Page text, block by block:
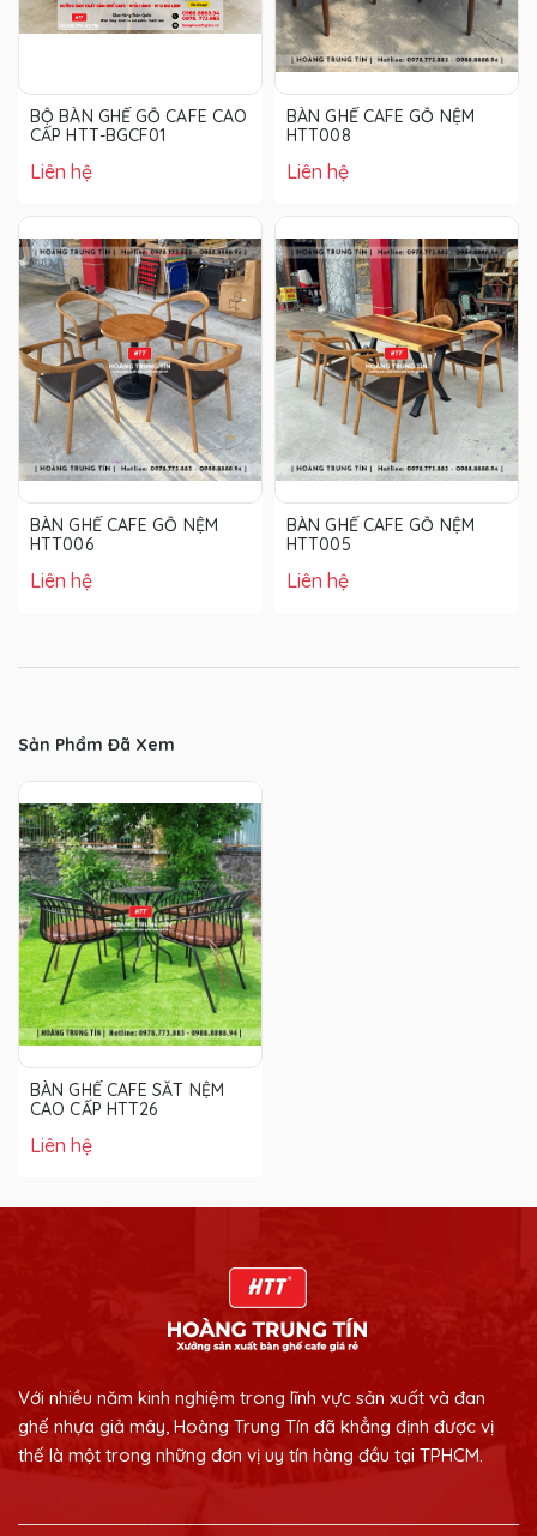
BỘ BÀN GHẾ GỖ CAFE CAO
CẤP HTT-BGCF01
Liên hệ
BÀN GHẾ CAFE GỖ NỆM
HTT008
Liên hệ
BÀN GHẾ CAFE GỖ NỆM
HTT006
Liên hệ
BÀN GHẾ CAFE GỖ NỆM
HTT005
Liên hệ
Sản Phẩm Đã Xem
BÀN GHẾ CAFE SẮT NỆM
CAO CẤP HTT26
Liên hệ
Với nhiều năm kinh nghiệm trong lĩnh vực sản xuất và đan
ghế nhựa giả mây, Hoàng Trung Tín đã khẳng định được vị
thế là một trong những đơn vị uy tín hàng đầu tại TPHCM.